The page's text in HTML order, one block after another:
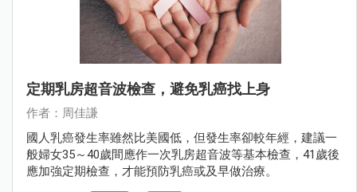
定期乳房超音波檢查，避免乳癌找上身
作者：周佳謙
國人乳癌發生率雖然比美國低，但發生率卻較年經，建議一
般婦女35～40歲間應作一次乳房超音波等基本檢查，41歲後
應加強定期檢查，才能預防乳癌或及早做治療。